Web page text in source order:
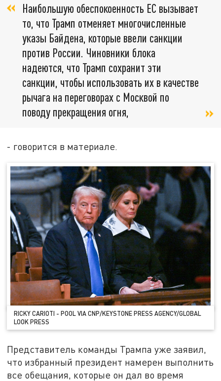
Наибольшую обеспокоенность ЕС вызывает
то, что Трамп отменяет многочисленные
указы Байдена, которые ввели санкции
против России. Чиновники блока
надеются, что Трамп сохранит эти
санкции, чтобы использовать их в качестве
рычага на переговорах с Москвой по
поводу прекращения огня,
- говорится в материале.
RICKY CARIOTI - POOL VIA CNP/KEYSTONE PRESS AGENCY/GLOBAL
LOOK PRESS
Представитель команды Трампа уже заявил,
что избранный президент намерен выполнить
все обещания, которые он дал во время